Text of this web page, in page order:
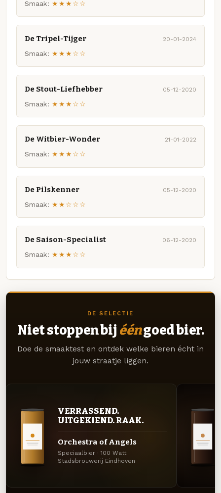
Smaak: ★★★☆☆
De Tripel-Tijger 20-01-2024
Smaak: ★★★☆☆
De Stout-Liefhebber 05-12-2020
Smaak: ★★★☆☆
De Witbier-Wonder 21-01-2022
Smaak: ★★★☆☆
De Pilskenner 05-12-2020
Smaak: ★★☆☆☆
De Saison-Specialist 06-12-2020
Smaak: ★★★☆☆
DE SELECTIE
Niet stoppen bij ééngoed bier.
Doe de smaaktest en ontdek welke bieren écht in
jouw straatje liggen.
VERRASSEND.
UITGEKIEND. RAAK.
Orchestra of Angels
Speciaalbier · 100 Watt
Stadsbrouwerij Eindhoven